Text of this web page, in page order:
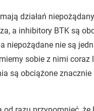
działań
a inhibitory BTK są
niepożądane nie są
sobie z nimi coraz
są obciążone